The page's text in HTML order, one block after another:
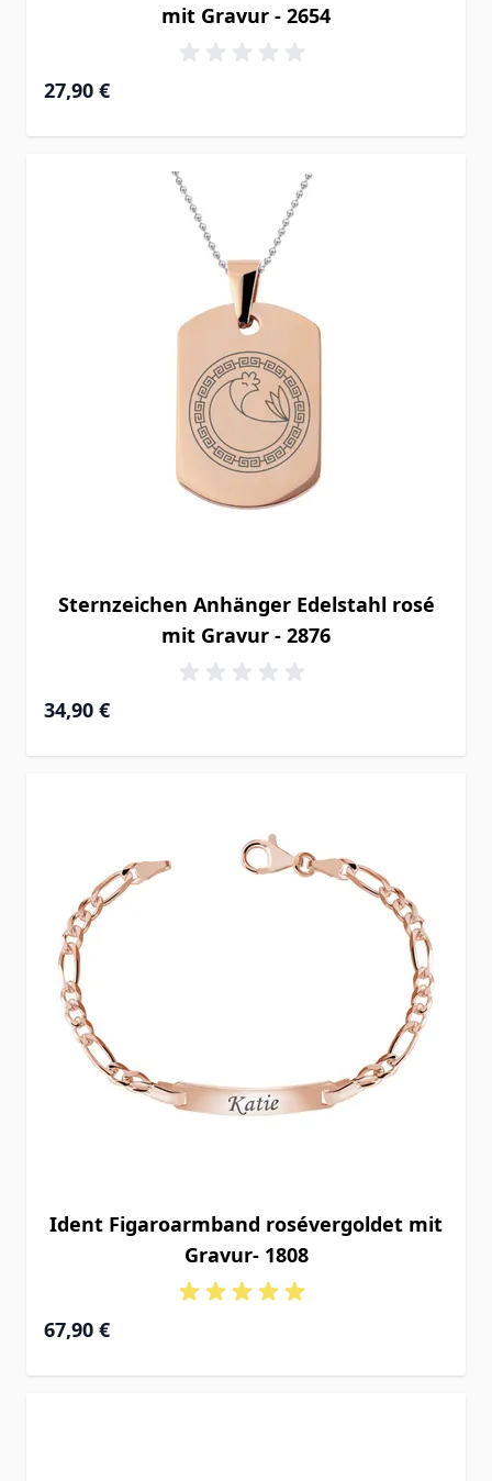
mit Gravur - 2654
27,90 €
Sternzeichen Anhänger Edelstahl rosé
mit Gravur - 2876
34,90 €
Ident Figaroarmband rosévergoldet mit
Gravur- 1808
Ab
67,90 €